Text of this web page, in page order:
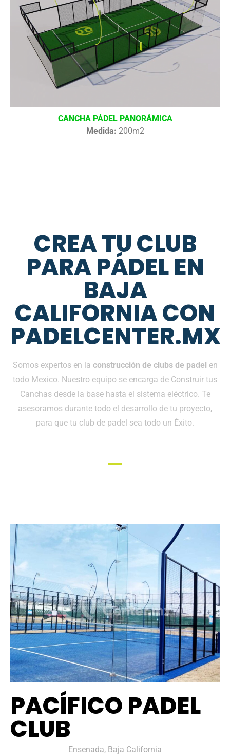
CANCHA PÁDEL PANORÁMICA
Medida: 200m2
CREA TU CLUB
PARA PÁDEL EN
BAJA
CALIFORNIA CON
PADELCENTER.MX
Somos expertos en la construcción de clubs de padel en
todo Mexico. Nuestro equipo se encarga de Construir tus
Canchas desde la base hasta el sistema eléctrico. Te
asesoramos durante todo el desarrollo de tu proyecto,
para que tu club de padel sea todo un Éxito.
PACÍFICO PADEL
CLUB
Ensenada, Baja California